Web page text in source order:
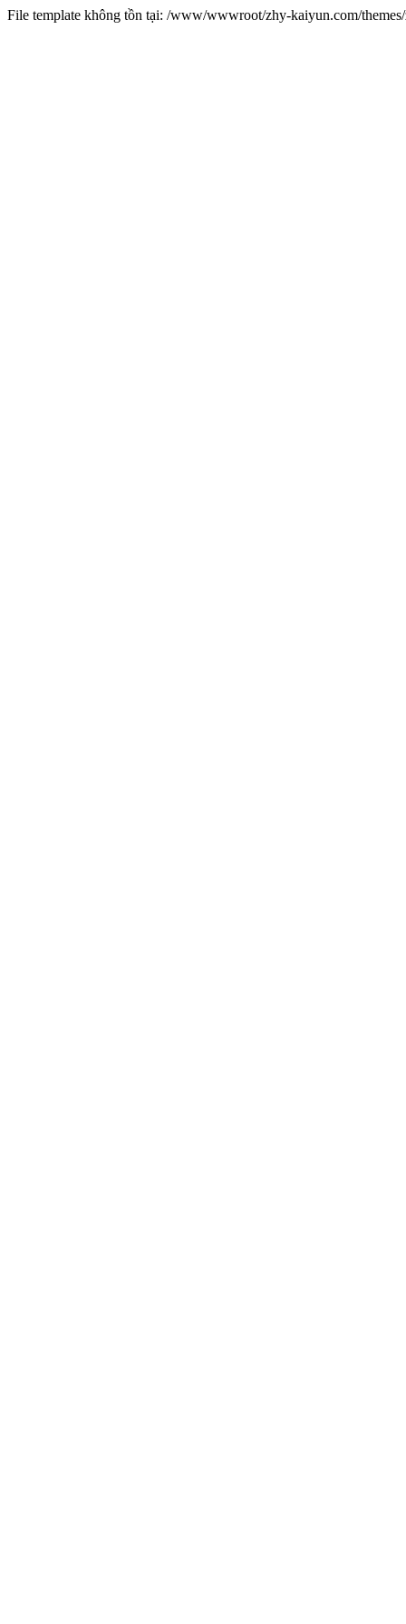
File template không tồn tại: /www/wwwroot/zhy-kaiyun.com/